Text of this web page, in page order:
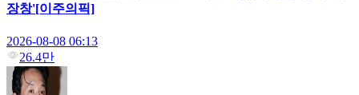
장창'[이주의픽]
2026-08-08 06:13
26.4만